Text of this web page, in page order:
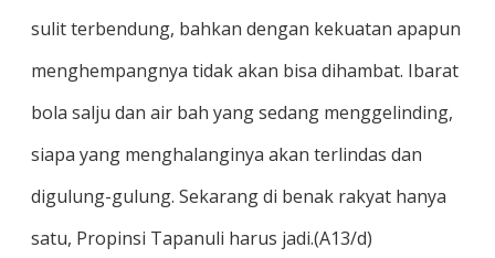
sulit terbendung, bahkan dengan kekuatan apapun
menghempangnya tidak akan bisa dihambat. Ibarat
bola salju dan air bah yang sedang menggelinding,
siapa yang menghalanginya akan terlindas dan
digulung-gulung. Sekarang di benak rakyat hanya
satu, Propinsi Tapanuli harus jadi.(A13/d)